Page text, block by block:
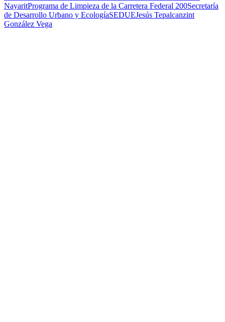
NayaritPrograma de Limpieza de la Carretera Federal 200Secretaría
de Desarrollo Urbano y EcologíaSEDUEJesús Tepalcanzint
González Vega